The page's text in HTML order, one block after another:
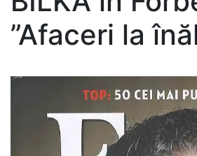
”Afaceri la